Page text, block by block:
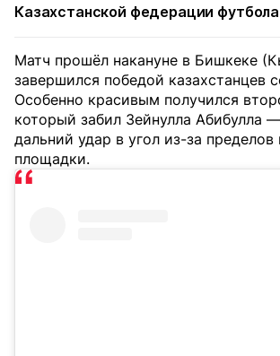
Казахстанской федерации
Матч прошёл накануне в Бишкеке
завершился победой казахстанцев
Особенно красивым получился
который забил Зейнулла Абибулла
дальний удар в угол из-за
площадки.